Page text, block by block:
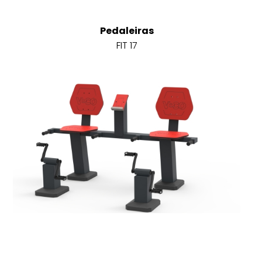
Pedaleiras
FIT 17